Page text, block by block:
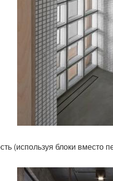
(используя блоки вместо